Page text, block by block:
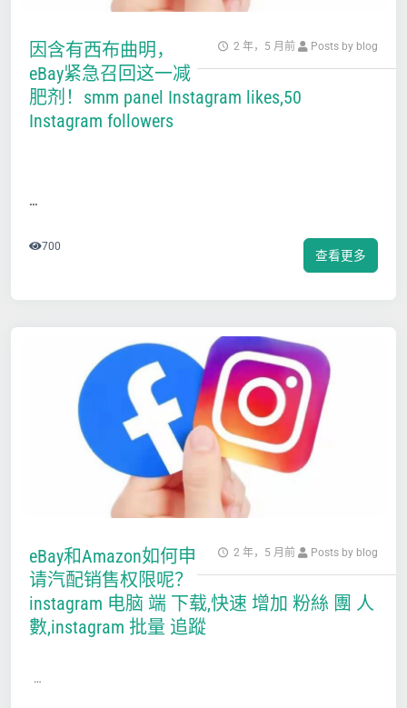
2 年，5 月前 Posts by blog
因含有西布曲明，
eBay紧急召回这一减
肥剂！smm panel Instagram likes,50
Instagram followers
…
查看更多
700
2 年，5 月前 Posts by blog
eBay和Amazon如何申
请汽配销售权限呢？
instagram 电脑 端 下载,快速 增加 粉絲 團 人
數,instagram 批量 追蹤
…